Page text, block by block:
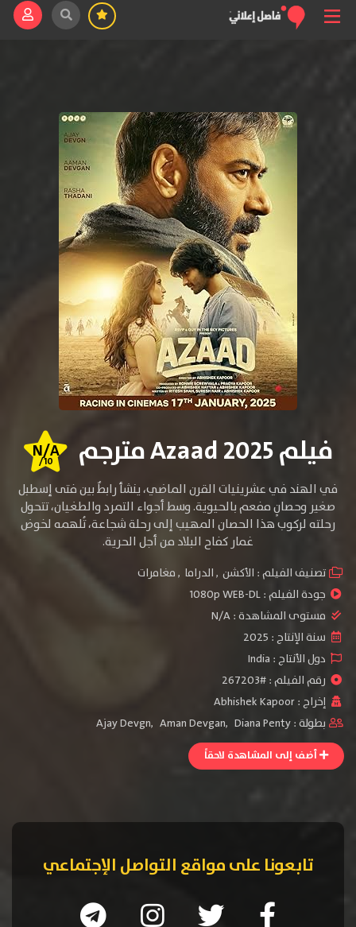
فيلم Azaad 2025 مترجم N/A
/10
في الهند في عشرينيات القرن الماضي، ينشأ رابطٌ بين فتى إسطبل
صغير وحصانٍ مفعم بالحيوية. وسط أجواء التمرد والطغيان، تتحول
رحلته لركوب هذا الحصان المهيب إلى رحلة شجاعة، تُلهمه لخوض
غمار كفاح البلاد من أجل الحرية.
تصنيف الفيلم : الأكشن ,الدراما ,مغامرات
جودة الفيلم :1080p WEB-DL
مستوى المشاهدة :N/A
سنة الإنتاج : 2025
دول الأنتاج : India
رقم الفيلم : #267203
إخراج :Abhishek Kapoor
بطولة :
Ajay Devgn, Aman Devgan, Diana Penty
أضف إلى المشاهدة لاحقاً
تابعونا على مواقع التواصل الإجتماعي